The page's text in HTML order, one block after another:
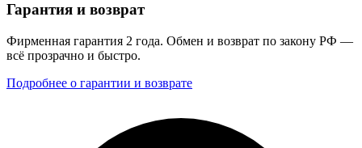
Гарантия и возврат
Фирменная гарантия 2 года. Обмен и возврат по закону РФ —
всё прозрачно и быстро.
Подробнее о гарантии и возврате